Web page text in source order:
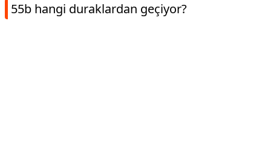
55b hangi duraklardan geçiyor?